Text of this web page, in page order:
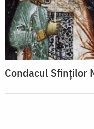
Condacul Sfinţilor